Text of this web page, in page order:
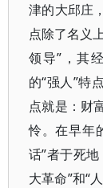
津的大邱庄
点除了名义
领导”，其
的“强人”特
点就是：财
怜。在早年
话”者于死
大革命”和“